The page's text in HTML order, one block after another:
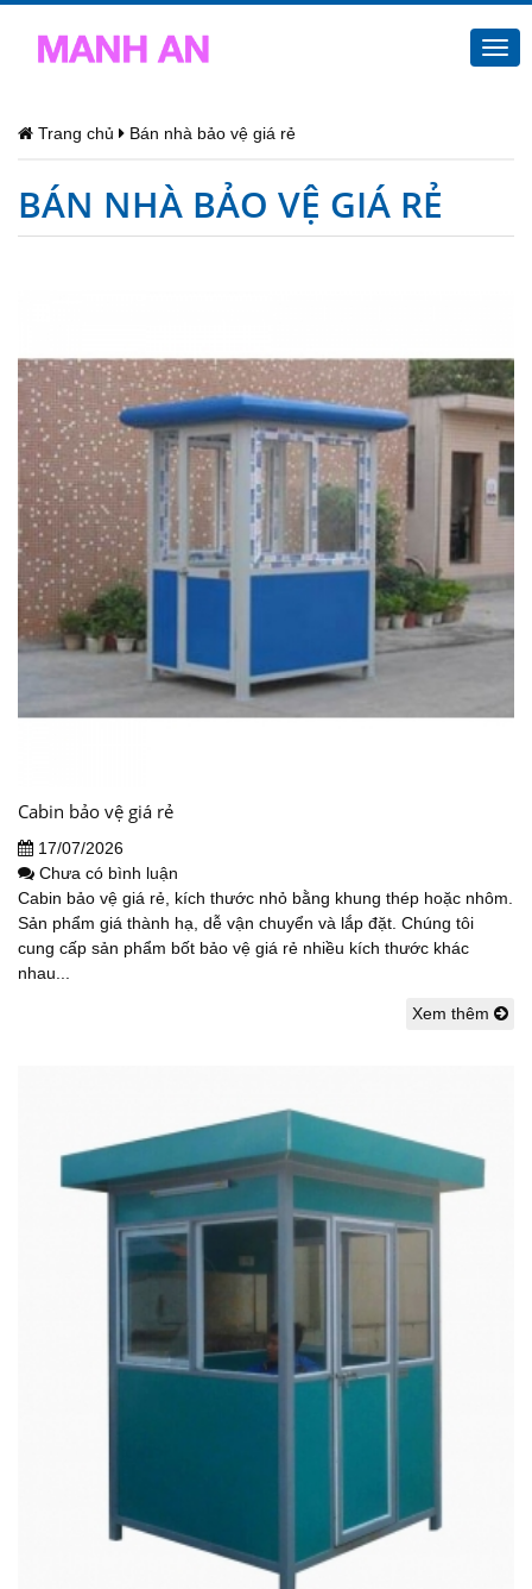
Trang chủ Bán nhà bảo vệ giá rẻ
BÁN NHÀ BẢO VỆ GIÁ RẺ
Cabin bảo vệ giá rẻ
17/07/2026
Chưa có bình luận
Cabin bảo vệ giá rẻ, kích thước nhỏ bằng khung thép hoặc nhôm.
Sản phẩm giá thành hạ, dễ vận chuyển và lắp đặt. Chúng tôi
cung cấp sản phẩm bốt bảo vệ giá rẻ nhiều kích thước khác
nhau...
Xem thêm